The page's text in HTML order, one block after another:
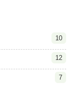
10
12
7